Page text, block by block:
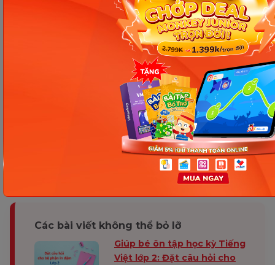
Quyển sách đó giúp ích gì cho em?
Viết vào vở nội dung em vừa nói.
Hôm nay, mình sẽ giới thiệu với các bạn về quyển
sách giáo khoa Tiếng Việt 2 tập 1 của mình. Quyển
sách có hình chữ nhật, bìa cứng. Trên bìa có in chữ
Tiếng Việt rất to và trang trí rất nhiều hình vẽ đẹp.
Cầm quyển sách mới trên tay, em sẽ quyết tâm
chăm chỉ học hành để ông bà, bố mẹ được vui.
Các bài viết không thể bỏ lỡ
Giúp bé ôn tập học kỳ Tiếng
Việt lớp 2: Đặt câu hỏi cho